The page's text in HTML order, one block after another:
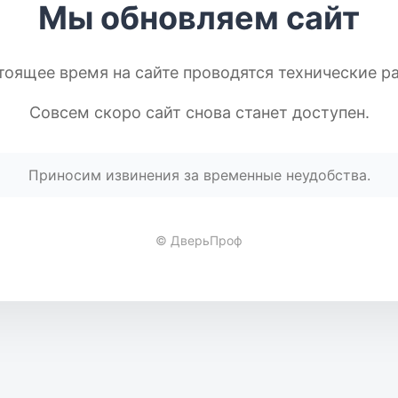
Мы обновляем сайт
время на сайте проводятся технические
Совсем скоро сайт снова станет доступен.
Приносим извинения за временные неудобства.
© ДверьПроф